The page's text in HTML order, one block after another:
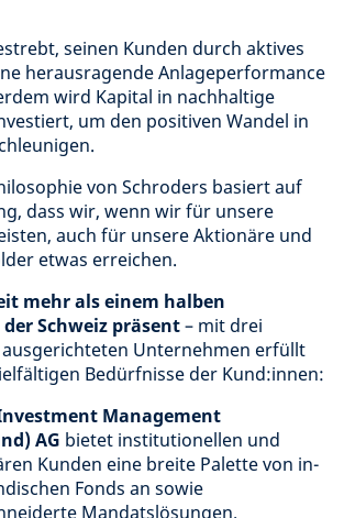
seinen Kunden durch aktives
herausragende Anlageperformance
wird Kapital in nachhaltige
um den positiven Wandel in
von Schroders basiert auf
dass wir, wenn wir für unsere
auch für unsere Aktionäre und
etwas erreichen.
mehr als einem halben
Schweiz präsent– mit drei
Unternehmen erfüllt
Bedürfnisse der Kund:innen:
Management
AG bietet institutionellen und
Kunden eine breite Palette von in-
Fonds an sowie
Mandatslösungen.